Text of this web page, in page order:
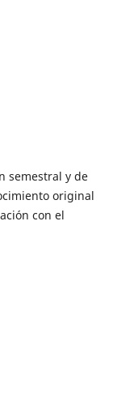
semestral y de
original
con el